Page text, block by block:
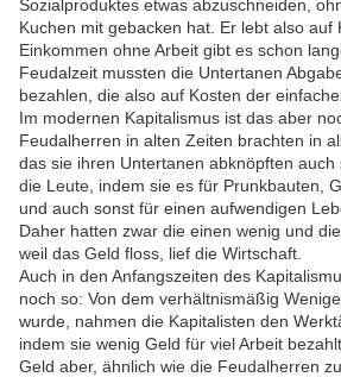
Sozialproduktes etwas abzuschneiden,
Kuchen mit gebacken hat. Er lebt also auf
Einkommen ohne Arbeit gibt es schon
Feudalzeit mussten die Untertanen
bezahlen, die also auf Kosten der
Im modernen Kapitalismus ist das aber
Feudalherren in alten Zeiten brachten in
das sie ihren Untertanen abknöpften
die Leute, indem sie es für Prunkbauten,
und auch sonst für einen aufwendigen
Daher hatten zwar die einen wenig und
weil das Geld floss, lief die Wirtschaft.
Auch in den Anfangszeiten des
noch so: Von dem verhältnismäßig
wurde, nahmen die Kapitalisten den
indem sie wenig Geld für viel Arbeit
Geld aber, ähnlich wie die Feudalherren